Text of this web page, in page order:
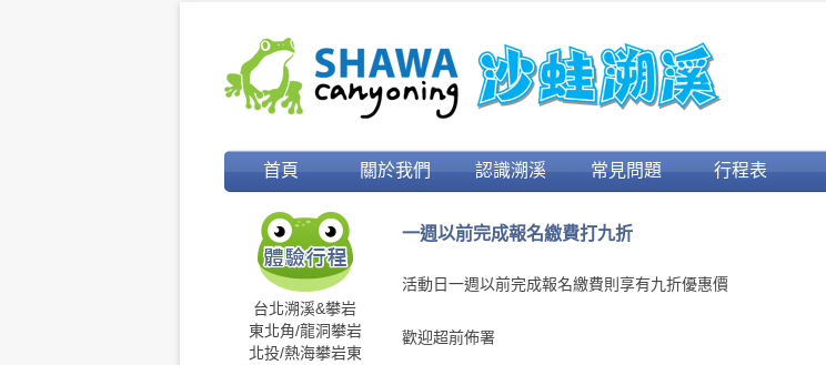
跳至內容
首頁 關於我們 認識溯溪 常見問題 行程表
台北溯溪&攀岩
東北角/龍洞攀岩
北投/熱海攀岩東
一週以前完成報名繳費打九折
Monday
活動日一週以前完成報名繳費則享有九折優惠價
歡迎超前佈署